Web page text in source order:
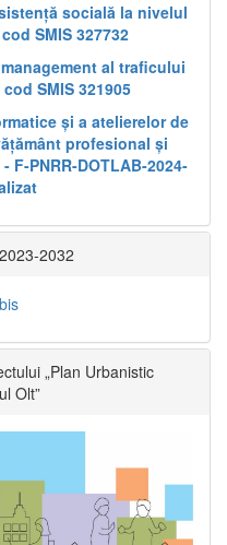
socială la nivelul
SMIS 327732
al traficului
SMIS 321905
și a atelierelor de
profesional și
PNRR-DOTLAB-2024-
2032
„Plan Urbanistic
Olt”